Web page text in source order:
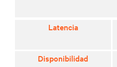
Latencia
Disponibilidad